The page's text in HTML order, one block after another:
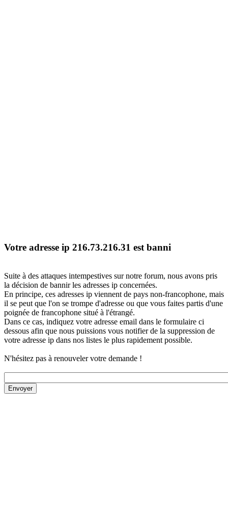
Votre adresse ip 216.73.216.31 est banni
Suite à des attaques intempestives sur notre forum, nous avons pris
la décision de bannir les adresses ip concernées.
En principe, ces adresses ip viennent de pays non-francophone, mais
il se peut que l'on se trompe d'adresse ou que vous faites partis d'une
poignée de francophone situé à l'étrangé.
Dans ce cas, indiquez votre adresse email dans le formulaire ci
dessous afin que nous puissions vous notifier de la suppression de
votre adresse ip dans nos listes le plus rapidement possible.
N'hésitez pas à renouveler votre demande !